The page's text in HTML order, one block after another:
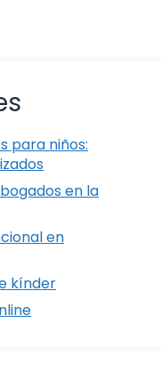
para niños:
en la
en
kínder